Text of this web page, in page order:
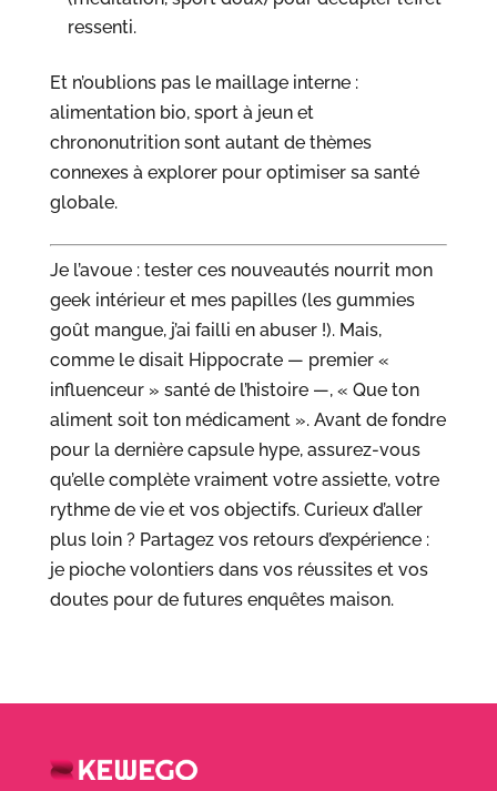
ressenti.
Et n’oublions pas le maillage interne :
alimentation bio, sport à jeun et
chrononutrition sont autant de thèmes
connexes à explorer pour optimiser sa santé
globale.
Je l’avoue : tester ces nouveautés nourrit mon
geek intérieur et mes papilles (les gummies
goût mangue, j’ai failli en abuser !). Mais,
comme le disait Hippocrate — premier «
influenceur » santé de l’histoire —, « Que ton
aliment soit ton médicament ». Avant de fondre
pour la dernière capsule hype, assurez-vous
qu’elle complète vraiment votre assiette, votre
rythme de vie et vos objectifs. Curieux d’aller
plus loin ? Partagez vos retours d’expérience :
je pioche volontiers dans vos réussites et vos
doutes pour de futures enquêtes maison.